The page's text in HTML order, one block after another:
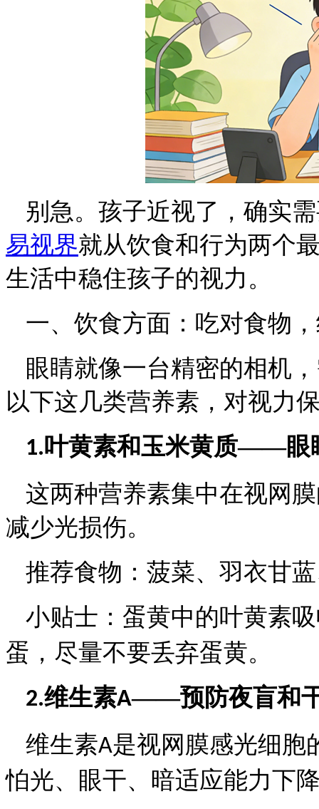
别急。孩子近视了，确实
易视界就从饮食和行为两个
生活中稳住孩子的视力。
一、饮食方面：吃对食物
眼睛就像一台精密的相机
以下这几类营养素，对视力
1.叶黄素和玉米黄质——眼
这两种营养素集中在视网
减少光损伤。
推荐食物： 菠菜、羽衣甘
小贴士： 蛋黄中的叶黄素
蛋，尽量不要丢弃蛋黄。
2.维生素A——预防夜盲和
维生素A是视网膜感光细胞
怕光、眼干、暗适应能力下